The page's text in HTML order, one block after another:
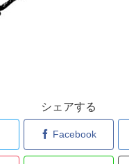
シェアする
Facebook